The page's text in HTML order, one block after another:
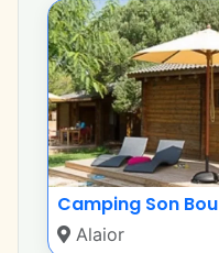
Camping Son Bou
Alaior